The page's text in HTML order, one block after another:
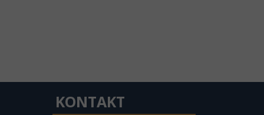
KONTAKT